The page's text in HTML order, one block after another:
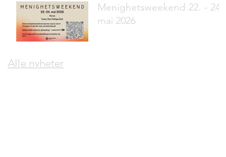
Menighetsweekend 22. - 24.
mai 2026
Alle nyheter